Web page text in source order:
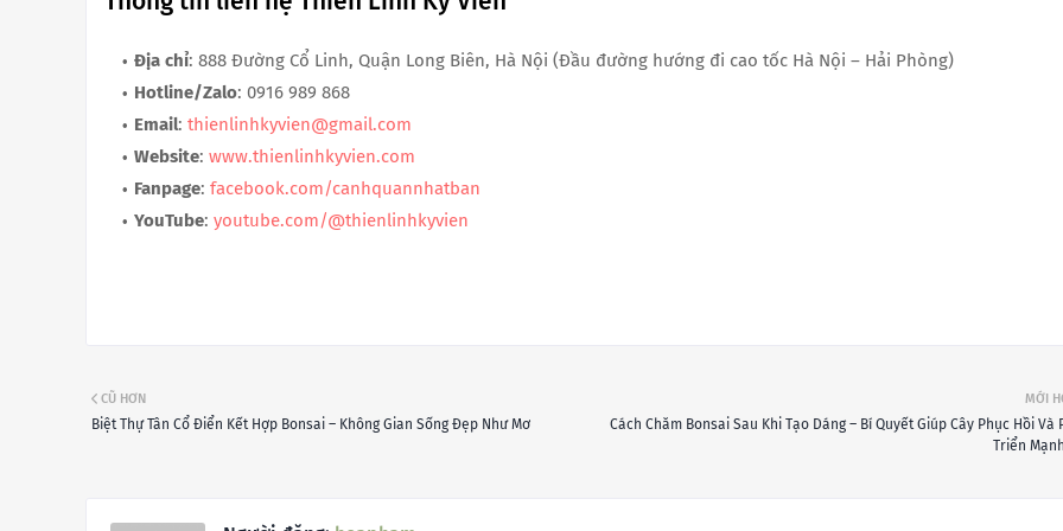
Địa chỉ: 888 Đường Cổ Linh, Quận Long Biên, Hà Nội (Đầu đường hướng đi cao tốc Hà Nội – Hải Phòng)
Hotline/Zalo: 0916 989 868
Email: thienlinhkyvien@gmail.com
Website: www.thienlinhkyvien.com
Fanpage: facebook.com/canhquannhatban
YouTube: youtube.com/@thienlinhkyvien
MỚI
Cách Chăm Bonsai Sau Khi Tạo Dáng – Bí Quyết Giúp Cây Phục Hồi Và
Triển
CŨ HƠN
Biệt Thự Tân Cổ Điển Kết Hợp Bonsai – Không Gian Sống Đẹp Như Mơ